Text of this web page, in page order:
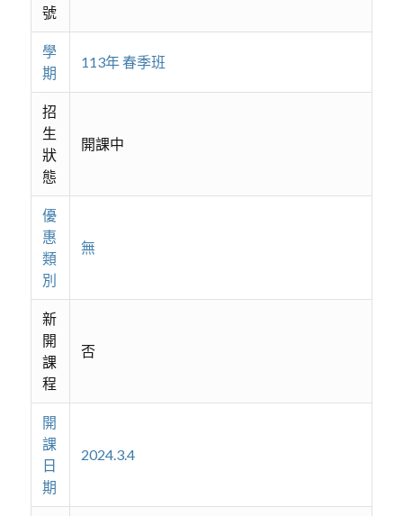
號
學
期
113年 春季班
招
生
狀
態
開課中
優
惠
類
別
無
新
開
課
程
否
開
課
日
期
2024.3.4